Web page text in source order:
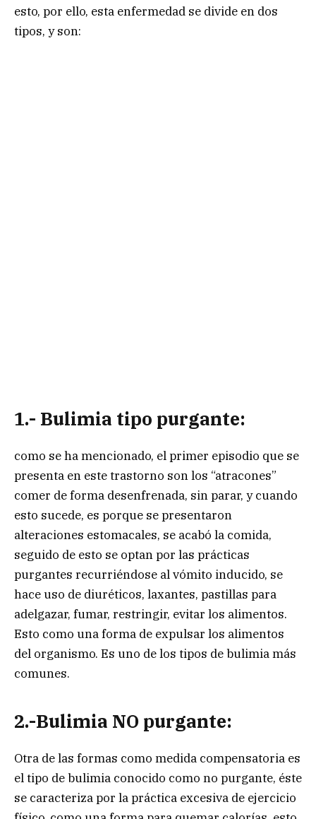
esto, por ello, esta enfermedad se divide en dos
tipos, y son:
1.- Bulimia tipo purgante:
como se ha mencionado, el primer episodio que se
presenta en este trastorno son los “atracones”
comer de forma desenfrenada, sin parar, y cuando
esto sucede, es porque se presentaron
alteraciones estomacales, se acabó la comida,
seguido de esto se optan por las prácticas
purgantes recurriéndose al vómito inducido, se
hace uso de diuréticos, laxantes, pastillas para
adelgazar, fumar, restringir, evitar los alimentos.
Esto como una forma de expulsar los alimentos
del organismo. Es uno de los tipos de bulimia más
comunes.
2.-Bulimia NO purgante:
Otra de las formas como medida compensatoria es
el tipo de bulimia conocido como no purgante, éste
se caracteriza por la práctica excesiva de ejercicio